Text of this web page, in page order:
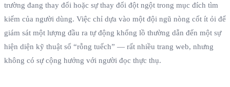
trường đang thay đổi hoặc sự thay đổi đột ngột trong mục đích tìm
kiếm của người dùng. Việc chỉ dựa vào một đội ngũ nòng cốt ít ỏi để
giám sát một lượng đầu ra tự động khổng lồ thường dẫn đến một sự
hiện diện kỹ thuật số “rỗng tuếch” — rất nhiều trang web, nhưng
không có sự cộng hưởng với người đọc thực thụ.